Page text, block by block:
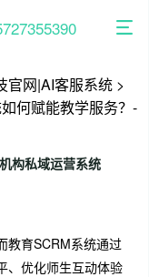
官网|AI客服系统 >
何赋能教学服务？-
构私域运营系统
教育SCRM系统通过
、优化师生互动体验